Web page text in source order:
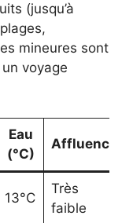
(jusqu’à
mineures sont
voyage
Eau
(°C)
Affluence
13°C
Très
faible